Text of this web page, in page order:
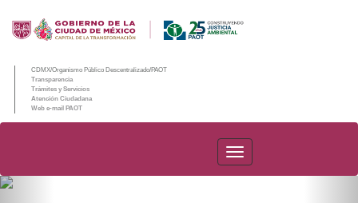
CDMX/Organismo Público Descentralizado/PAOT
Transparencia
Trámites y Servicios
Atención Ciudadana
Web e-mail PAOT
PAOT